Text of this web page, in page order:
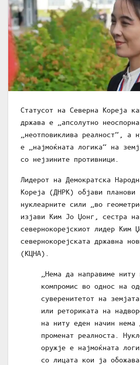
Статусот на Северна Кореја
држава е „апсолутно
„неотповиклива реалност“, а
е „најмоќната логика“ на
со нејзините противници.
Лидерот на Демократска
Кореја (ДНРК) објави планови
нуклеарните сили „во
изјави Ким Јо Џонг, сестра на
севернокорејскиот лидер Ким
севернокорејската државна
(КЦНА).
„Нема да направиме ниту
компромис во однос на
суверенитетот на
или реториката на
на ниту еден начин нема
променат реалноста.
оружје е најмоќната
со лицата кои ја